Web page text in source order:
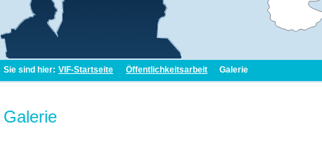
Sie sind hier: VIF-Startseite Öffentlichkeitsarbeit Galerie
Galerie